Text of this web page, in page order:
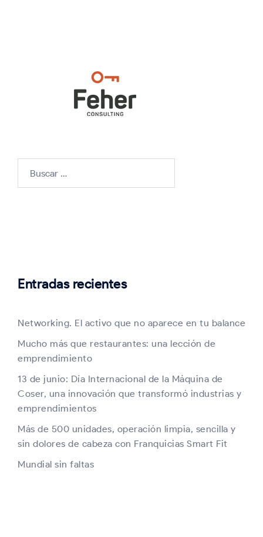
Entradas recientes
Networking. El activo que no aparece en tu balance
Mucho más que restaurantes: una lección de
emprendimiento
13 de junio: Día Internacional de la Máquina de
Coser, una innovación que transformó industrias y
emprendimientos
Más de 500 unidades, operación limpia, sencilla y
sin dolores de cabeza con Franquicias Smart Fit
Mundial sin faltas